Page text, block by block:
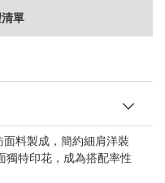
單
料製成，簡約細肩洋裝
獨特印花，成為搭配率性